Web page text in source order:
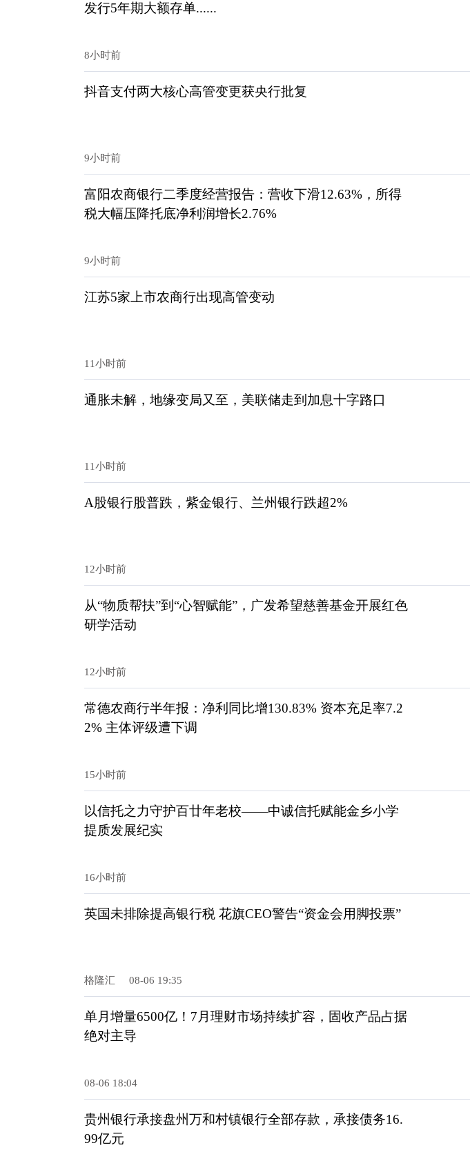
发行5年期大额存单......
8小时前
抖音支付两大核心高管变更获央行批复
9小时前
富阳农商银行二季度经营报告：营收下滑12.63%，所得
税大幅压降托底净利润增长2.76%
9小时前
江苏5家上市农商行出现高管变动
11小时前
通胀未解，地缘变局又至，美联储走到加息十字路口
11小时前
A股银行股普跌，紫金银行、兰州银行跌超2%
12小时前
从“物质帮扶”到“心智赋能”，广发希望慈善基金开展红色
研学活动
12小时前
常德农商行半年报：净利同比增130.83% 资本充足率7.2
2% 主体评级遭下调
15小时前
以信托之力守护百廿年老校——中诚信托赋能金乡小学
提质发展纪实
16小时前
英国未排除提高银行税 花旗CEO警告“资金会用脚投票”
格隆汇 08-06 19:35
单月增量6500亿！7月理财市场持续扩容，固收产品占据
绝对主导
08-06 18:04
贵州银行承接盘州万和村镇银行全部存款，承接债务16.
99亿元